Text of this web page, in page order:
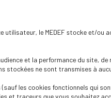
utilisateur, le MEDEF stocke et/
et la performance du site,
stockées ne sont transmises à
les cookies fonctionnels qui
traceurs que vous souhaitez